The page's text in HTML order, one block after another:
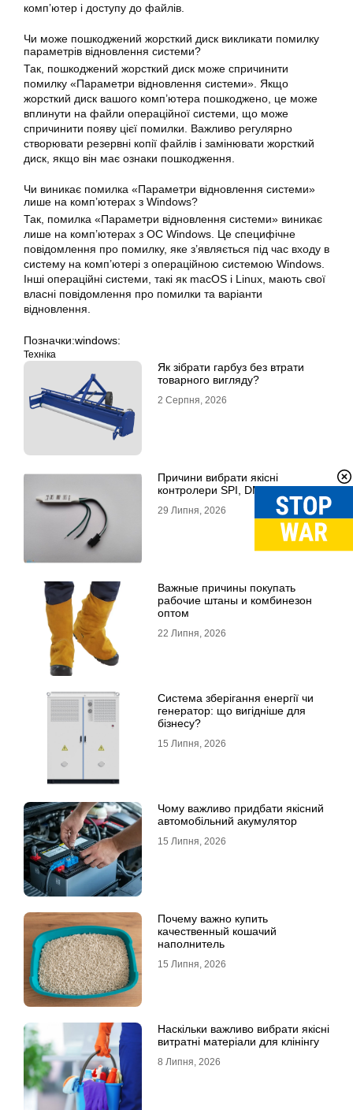
комп’ютер і доступу до файлів.
Чи може пошкоджений жорсткий диск викликати помилку
параметрів відновлення системи?
Так, пошкоджений жорсткий диск може спричинити
помилку «Параметри відновлення системи». Якщо
жорсткий диск вашого комп’ютера пошкоджено, це може
вплинути на файли операційної системи, що може
спричинити появу цієї помилки. Важливо регулярно
створювати резервні копії файлів і замінювати жорсткий
диск, якщо він має ознаки пошкодження.
Чи виникає помилка «Параметри відновлення системи»
лише на комп’ютерах з Windows?
Так, помилка «Параметри відновлення системи» виникає
лише на комп’ютерах з ОС Windows. Це специфічне
повідомлення про помилку, яке з’являється під час входу в
систему на комп’ютері з операційною системою Windows.
Інші операційні системи, такі як macOS і Linux, мають свої
власні повідомлення про помилки та варіанти
відновлення.
Позначки:windows:
Техніка
Як зібрати гарбуз без втрати
товарного вигляду?
2 Серпня, 2026
Причини вибрати якісні
контролери SPI, DMX, DALI
29 Липня, 2026
Важные причины покупать
рабочие штаны и комбинезон
оптом
22 Липня, 2026
Система зберігання енергії чи
генератор: що вигідніше для
бізнесу?
15 Липня, 2026
Чому важливо придбати якісний
автомобільний акумулятор
15 Липня, 2026
Почему важно купить
качественный кошачий
наполнитель
15 Липня, 2026
Наскільки важливо вибрати якісні
витратні матеріали для клінінгу
8 Липня, 2026